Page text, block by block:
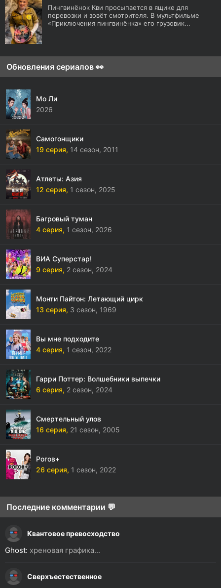
Пингвинёнок Кви просыпается в ящике для
перевозки и зовёт смотрителя. В мультфильме
«Приключения пингвинёнка» его грузовик...
Обновления сериалов 👀
Мо Ли
2026
Самогонщики
19 серия, 14 сезон, 2011
Атлеты: Азия
12 серия, 1 сезон, 2025
Багровый туман
4 серия, 1 сезон, 2026
ВИА Суперстар!
9 серия, 2 сезон, 2024
Монти Пайтон: Летающий цирк
13 серия, 3 сезон, 1969
Вы мне подходите
4 серия, 1 сезон, 2022
Гарри Поттер: Волшебники выпечки
6 серия, 2 сезон, 2024
Смертельный улов
16 серия, 21 сезон, 2005
Рогов+
26 серия, 1 сезон, 2022
Последние комментарии 💬
Квантовое превосходство
Ghost: хреновая графика...
Сверхъестественное